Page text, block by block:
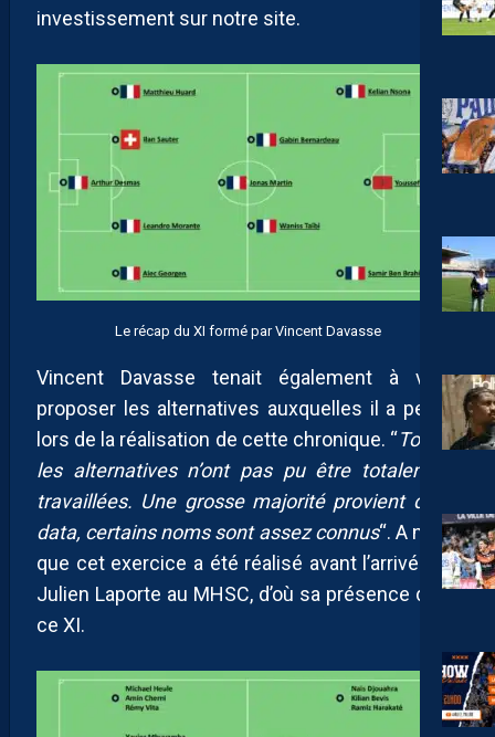
investissement sur notre site.
Le récap du XI formé par Vincent Davasse
Vincent Davasse tenait également à vous
proposer les alternatives auxquelles il a pensé
lors de la réalisation de cette chronique. “Toutes
les alternatives n’ont pas pu être totalement
travaillées. Une grosse majorité provient de la
data, certains noms sont assez connus“. A noter
que cet exercice a été réalisé avant l’arrivée de
Julien Laporte au MHSC, d’où sa présence dans
ce XI.